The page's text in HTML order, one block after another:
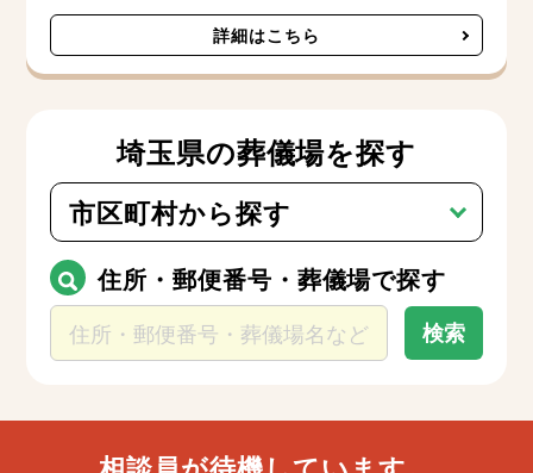
詳細はこちら
埼玉県の葬儀場を探す
市区町村から探す
さいたま市
川越市
熊谷市
川口市
行田市
所沢市
飯能市
住所・郵便番号・葬儀場で探す
検索